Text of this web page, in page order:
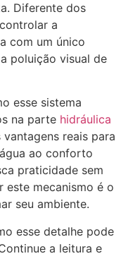
Diferente dos
a
com um único
poluição visual de
esse sistema
na parte hidráulica
reais para
ao conforto
praticidade sem
este mecanismo é o
seu ambiente.
esse detalhe pode
a leitura e